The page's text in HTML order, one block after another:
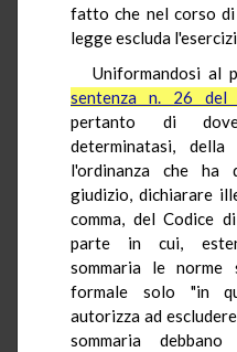
fatto che nel corso
legge escluda
Uniformandosi al
sentenza n. 26 del
pertanto di
determinatasi,
l'ordinanza che ha
giudizio, dichiarare
comma, del Codice
parte in cui,
sommaria le norme
formale solo "in
autorizza ad
sommaria